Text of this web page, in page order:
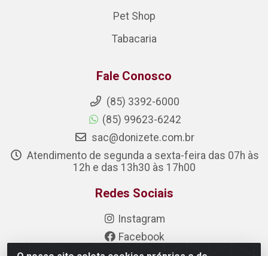
Pet Shop
Tabacaria
Fale Conosco
(85) 3392-6000
(85) 99623-6242
sac@donizete.com.br
Atendimento de segunda a sexta-feira das 07h às
12h e das 13h30 às 17h00
Redes Sociais
Instagram
Facebook